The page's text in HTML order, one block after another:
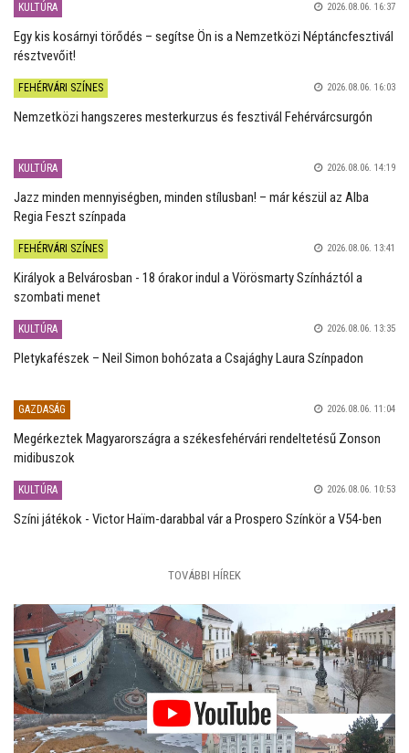
KULTÚRA 2026.08.06. 16:37
Egy kis kosárnyi törődés – segítse Ön is a Nemzetközi Néptáncfesztivál
résztvevőit!
FEHÉRVÁRI SZÍNES 2026.08.06. 16:03
Nemzetközi hangszeres mesterkurzus és fesztivál Fehérvárcsurgón
KULTÚRA 2026.08.06. 14:19
Jazz minden mennyiségben, minden stílusban! – már készül az Alba
Regia Feszt színpada
FEHÉRVÁRI SZÍNES 2026.08.06. 13:41
Királyok a Belvárosban - 18 órakor indul a Vörösmarty Színháztól a
szombati menet
KULTÚRA 2026.08.06. 13:35
Pletykafészek – Neil Simon bohózata a Csajághy Laura Színpadon
GAZDASÁG 2026.08.06. 11:04
Megérkeztek Magyarországra a székesfehérvári rendeltetésű Zonson
midibuszok
KULTÚRA 2026.08.06. 10:53
Színi játékok - Victor Haïm-darabbal vár a Prospero Színkör a V54-ben
TOVÁBBI HÍREK